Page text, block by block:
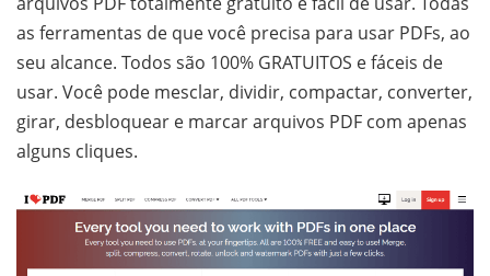
as ferramentas de que você precisa para usar PDFs, ao
seu alcance. Todos são 100% GRATUITOS e fáceis de
usar. Você pode mesclar, dividir, compactar, converter,
girar, desbloquear e marcar arquivos PDF com apenas
alguns cliques.